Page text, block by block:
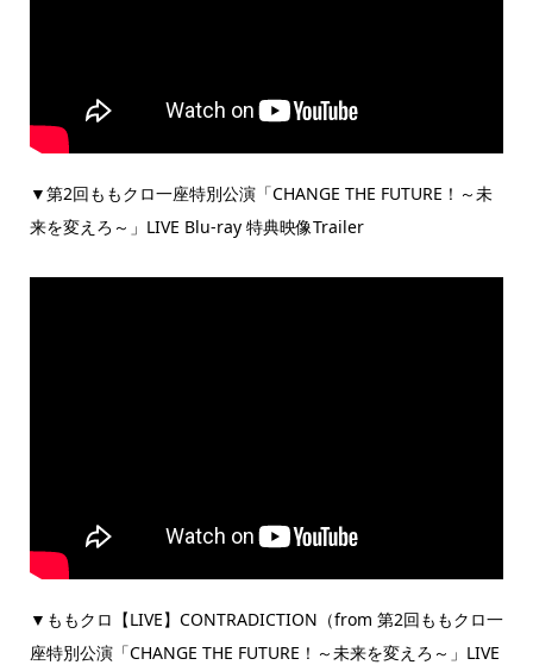
▼第2回ももクロ一座特別公演「CHANGE THE FUTURE！～未
来を変えろ～」LIVE Blu-ray 特典映像Trailer
▼ももクロ【LIVE】CONTRADICTION（from 第2回ももクロ一
座特別公演「CHANGE THE FUTURE！～未来を変えろ～」LIVE